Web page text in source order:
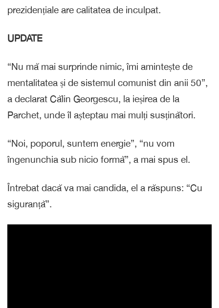
prezidențiale are calitatea de inculpat.
UPDATE
“Nu mă mai surprinde nimic, îmi amintește de
mentalitatea și de sistemul comunist din anii 50”,
a declarat Călin Georgescu, la ieșirea de la
Parchet, unde îl așteptau mai mulți susținători.
“Noi, poporul, suntem energie”, “nu vom
îngenunchia sub nicio formă”, a mai spus el.
Întrebat dacă va mai candida, el a răspuns: “Cu
siguranță”.